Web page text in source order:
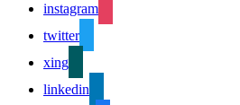
instagram
twitter
xing
linkedin